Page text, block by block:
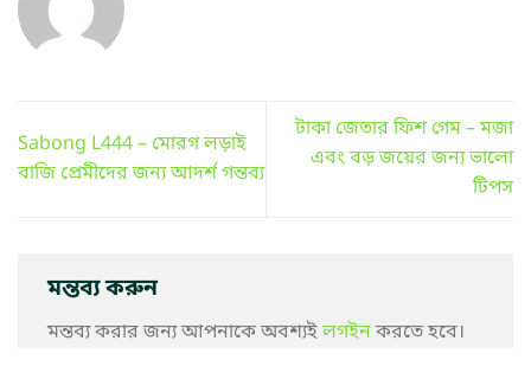
Sabong L444 – মোরগ লড়াই
বাজি প্রেমীদের জন্য আদর্শ গন্তব্য
টাকা জেতার ফিশ গেম – মজা
এবং বড় জয়ের জন্য ভালো
টিপস
মন্তব্য করুন
মন্তব্য করার জন্য আপনাকে অবশ্যইলগইনকরতে হবে।